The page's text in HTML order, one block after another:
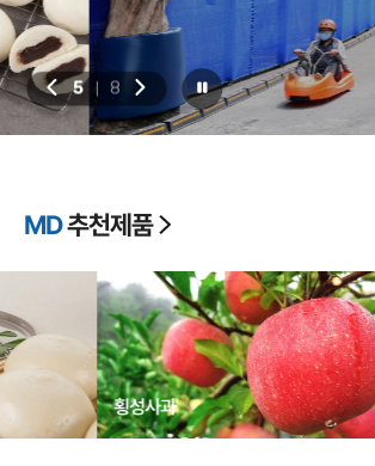
실제 도로를 이용하여 조성된 다양한 테마 코스로
오감만족 횡성루지를 체험해보세요
5 8
MD추천제품
횡성사과